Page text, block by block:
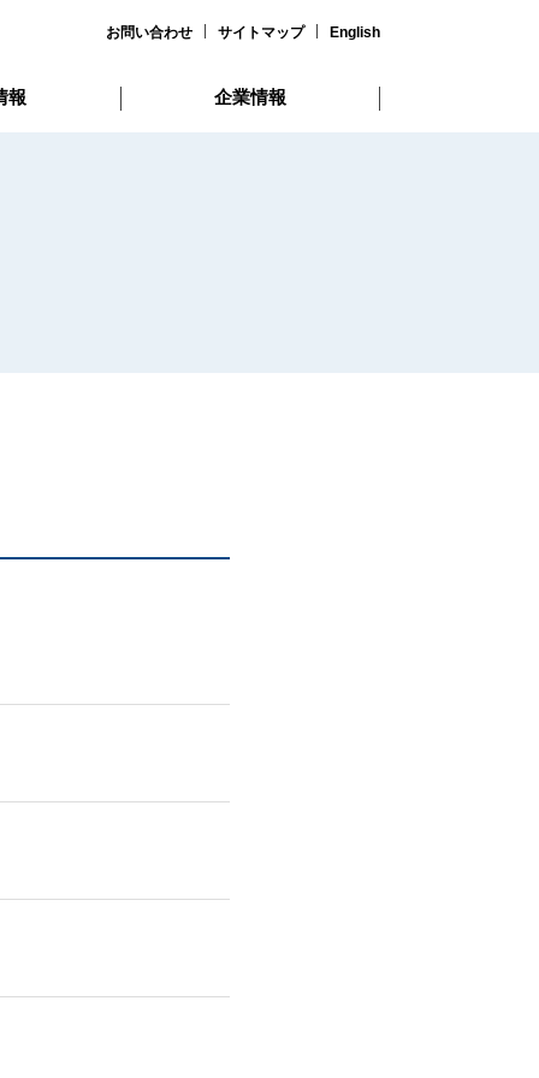
お問い合わせ サイトマップ English
報 企業情報